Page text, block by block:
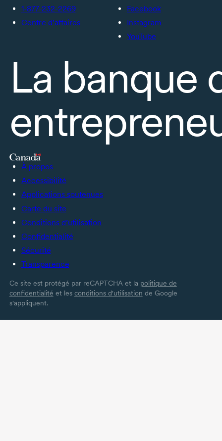
1-877-232-2269
Centre d’affaires
Facebook
Instagram
YouTube
La banque
À propos
Accessibilité
Applications soutenues
Carte du site
Conditions d’utilisation
Confidentialité
Sécurité
Transparence
Ce site est protégé par reCAPTCHA et la politique de
confidentialité et les conditions d'utilisation de Google
s'appliquent.